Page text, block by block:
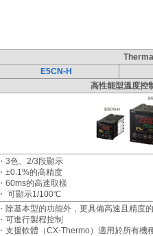
E5CN-H
高性能型溫度控
・3色、2/3段顯示
・±0.1%的高精度
・60ms的高速取樣
・ 可顯示1/100℃
・除基本型的功能外，更具備高速且精度
・可進行製程控制
・支援軟體（CX-Thermo）適用於所有機